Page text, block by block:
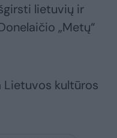
lietuvių ir
„Metų“
Lietuvos kultūros